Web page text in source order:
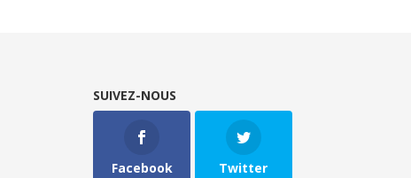
SUIVEZ-NOUS
Facebook Twitter